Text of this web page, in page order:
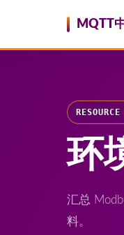
MQTT
环
汇总
料。